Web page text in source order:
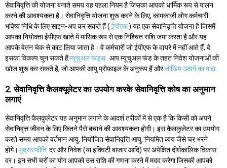
सेवानिवृत्ति की योजना बनाते समय यह पहला नियम है जिसका आपको धार्मिक रूप से पालन
करने की आवश्यकता है। सेवानिवृत्ति योजना शुरू करने के लिए, कामकाजी लोग कर्मचारी
भविष्य निधि के लिए साइन-अप कर सकते हैं (ईपीएफ) यह एक सेवानिवृत्ति योजना है जिसमें
आपका नियोक्ता ईपीएफ खाते में मासिक रूप से एक निश्चित राशि जमा करता है और यह
आपके वेतन चेक से काट लिया जाता है। वे कर्मचारी जो ईपीएफ के दायरे में नहीं आते हैं, वे
इसका विकल्प चुन सकते हैंम्यूचुअल फंड्स . आप म्यूचुअल फंड के तहत निवेश योजनाओं की
खोज शुरू कर सकते हैं, जो आपकी आयु प्रोफ़ाइल के अनुरूप हैं औरजोखिम उठाने का माद्दा
2. सेवानिवृत्ति कैलक्यूलेटर का उपयोग करके सेवानिवृत्ति कोष का अनुमान
लगाएं
सेवानिवृत्ति कैलकुलेटर यह अनुमान लगाने के आदर्श तरीकों में से एक है कि किसी को अपने
सेवानिवृत्त जीवन के लिए कितने पैसे बचाने की आवश्यकता होगी। इस कैलकुलेटर का उपयोग
करते समय आपको वर्तमान आयु, नियोजित सेवानिवृत्ति आयु, नियमित व्यय जैसे चर भरने
होंगे। मुद्रास्फीति दर और निवेश (या इक्विटी बाजार आदि) पर अपेक्षित दीर्घकालिक विकास
दर। इन सभी चरों का योग आपको उस राशि की गणना करने में मदद करेगा जिसकी आपको